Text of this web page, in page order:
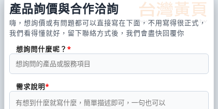
產品詢價與合作洽詢
嗨，想詢價或有問題都可以直接寫在下面，不用寫得很正式，
我們看得懂就好，留下聯絡方式後，我們會盡快回覆你
想詢問什麼呢？
需求說明